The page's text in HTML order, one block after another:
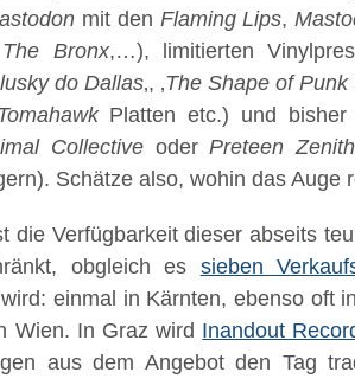
mit den Flaming Lips,
The Bronx,…), limitierten
do Dallas‚, ‚The Shape of Punk
Platten etc.) und bisher
Collective oderPreteen Zenith
Schätze also, wohin das Auge
die Verfügbarkeit dieser abseits
obgleich es sieben
einmal in Kärnten, ebenso oft
Wien. In Graz wird Inandout
aus dem Angebot den Tag